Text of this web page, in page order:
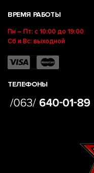
ВРЕМЯ РАБОТЫ
Пн – Пт: с 10:00 до 19:00
Сб и Вс: выходной
ТЕЛЕФОНЫ